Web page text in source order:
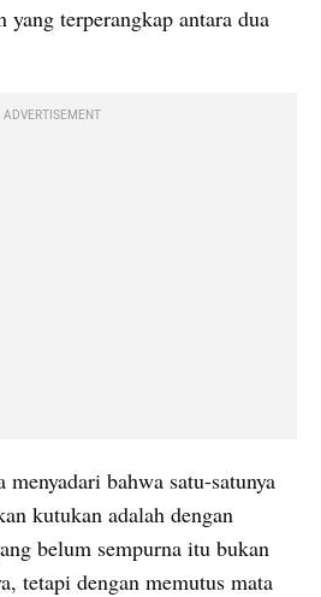
yang terperangkap antara dua
ADVERTISEMENT
bahwa satu-satunya
kutukan adalah dengan
belum sempurna itu bukan
tetapi dengan memutus mata